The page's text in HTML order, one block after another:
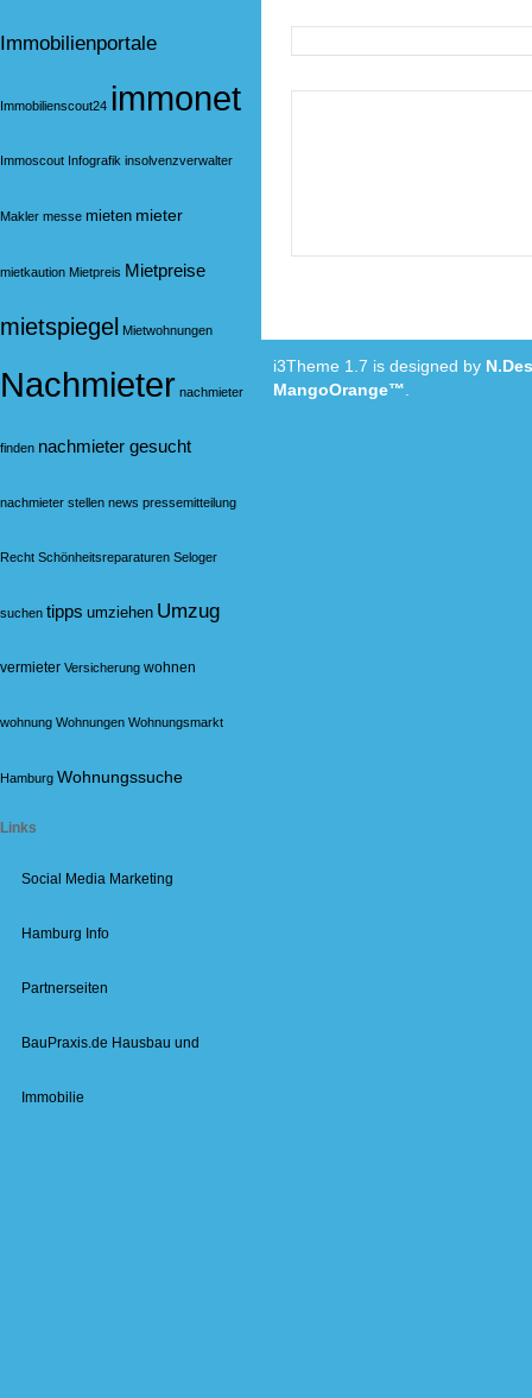
Immobilienportale
Immobilienscout24 immonet
Immoscout Infografik insolvenzverwalter
Makler messe mieten mieter
mietkaution Mietpreis Mietpreise
mietspiegel Mietwohnungen
Nachmieter nachmieter
finden nachmieter gesucht
nachmieter stellen news pressemitteilung
Recht Schönheitsreparaturen Seloger
suchen tipps umziehen Umzug
vermieter Versicherung wohnen
wohnung Wohnungen Wohnungsmarkt
Hamburg Wohnungssuche
Links
Social Media Marketing
Hamburg Info
Partnerseiten
BauPraxis.de Hausbau und
Immobilie
i3Theme 1.7 is designed by
MangoOrange™